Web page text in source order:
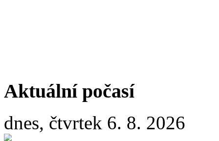
Aktuální počasí
dnes, čtvrtek 6. 8. 2026